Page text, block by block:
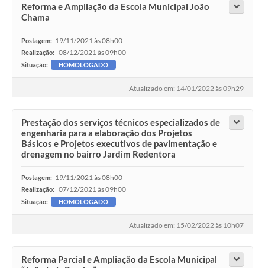
Reforma e Ampliação da Escola Municipal João
Chama
Postagem: 19/11/2021 às 08h00
Realização: 08/12/2021 às 09h00
Situação: HOMOLOGADO
Atualizado em: 14/01/2022 às 09h29
Prestação dos serviços técnicos especializados de
engenharia para a elaboração dos Projetos
Básicos e Projetos executivos de pavimentação e
drenagem no bairro Jardim Redentora
Postagem: 19/11/2021 às 08h00
Realização: 07/12/2021 às 09h00
Situação: HOMOLOGADO
Atualizado em: 15/02/2022 às 10h07
Reforma Parcial e Ampliação da Escola Municipal